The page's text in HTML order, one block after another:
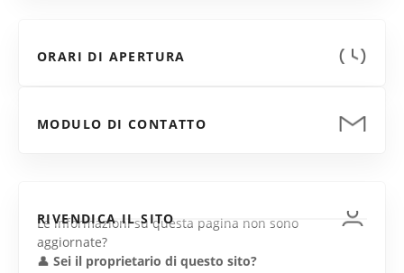
ORARI DI APERTURA
MODULO DI CONTATTO
RIVENDICA IL SITO
Le informazioni su questa pagina non sono
aggiornate?
👤 Sei il proprietario di questo sito?